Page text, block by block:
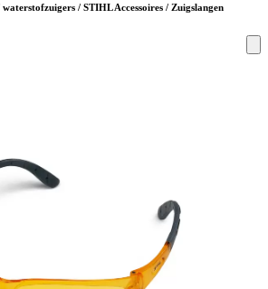
/ STIHL Accessoires / Zuigslangen